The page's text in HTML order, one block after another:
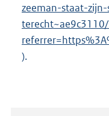
zeeman-staat-
).